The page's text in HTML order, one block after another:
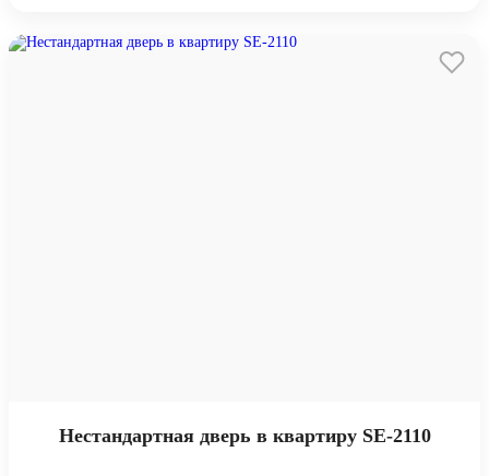
Нестандартная дверь в квартиру SE-2110